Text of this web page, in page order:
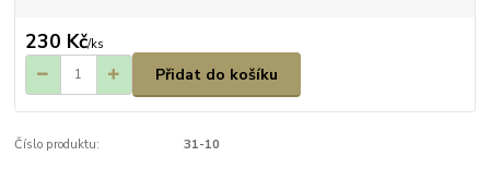
230 Kč/ks
Přidat do košíku
Číslo produktu: 31-10